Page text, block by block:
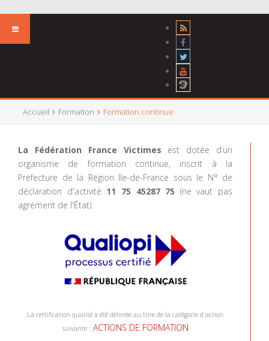
Accueil Formation Formation continue
La Fédération France Victimes est dotée d’un
organisme de formation continue, inscrit à la
Préfecture de la Région Ile-de-France sous le N° de
déclaration d'activité 11 75 45287 75 (ne vaut pas
agrément de l'État).
La certification qualité a été délivrée au titre de la catégorie d'action
suivante : ACTIONS DE FORMATION